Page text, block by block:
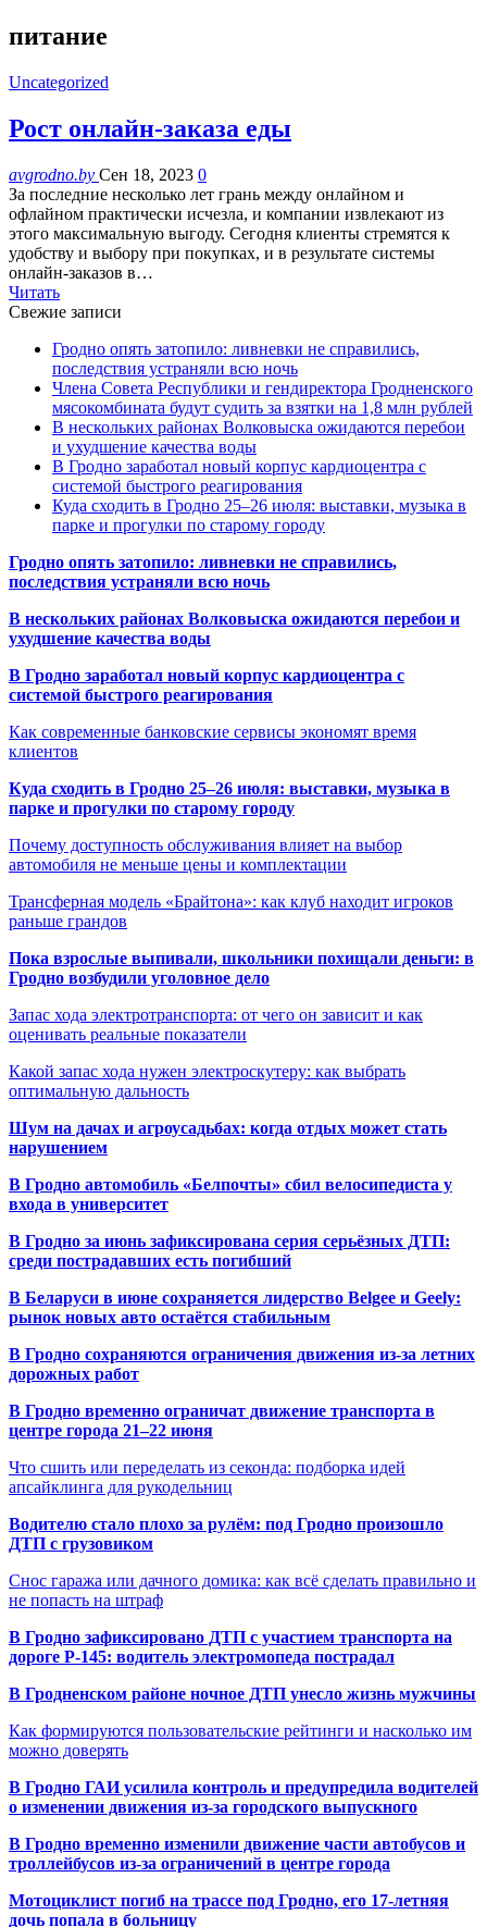
питание
Uncategorized
Рост онлайн-заказа еды
avgrodno.by Сен 18, 2023 0
За последние несколько лет грань между онлайном и
офлайном практически исчезла, и компании извлекают из
этого максимальную выгоду. Сегодня клиенты стремятся к
удобству и выбору при покупках, и в результате системы
онлайн-заказов в…
Читать
Свежие записи
Гродно опять затопило: ливневки не справились,
последствия устраняли всю ночь
Члена Совета Республики и гендиректора Гродненского
мясокомбината будут судить за взятки на 1,8 млн рублей
В нескольких районах Волковыска ожидаются перебои
и ухудшение качества воды
В Гродно заработал новый корпус кардиоцентра с
системой быстрого реагирования
Куда сходить в Гродно 25–26 июля: выставки, музыка в
парке и прогулки по старому городу
Гродно опять затопило: ливневки не справились,
последствия устраняли всю ночь
В нескольких районах Волковыска ожидаются перебои и
ухудшение качества воды
В Гродно заработал новый корпус кардиоцентра с
системой быстрого реагирования
Как современные банковские сервисы экономят время
клиентов
Куда сходить в Гродно 25–26 июля: выставки, музыка в
парке и прогулки по старому городу
Почему доступность обслуживания влияет на выбор
автомобиля не меньше цены и комплектации
Трансферная модель «Брайтона»: как клуб находит игроков
раньше грандов
Пока взрослые выпивали, школьники похищали деньги: в
Гродно возбудили уголовное дело
Запас хода электротранспорта: от чего он зависит и как
оценивать реальные показатели
Какой запас хода нужен электроскутеру: как выбрать
оптимальную дальность
Шум на дачах и агроусадьбах: когда отдых может стать
нарушением
В Гродно автомобиль «Белпочты» сбил велосипедиста у
входа в университет
В Гродно за июнь зафиксирована серия серьёзных ДТП:
среди пострадавших есть погибший
В Беларуси в июне сохраняется лидерство Belgee и Geely:
рынок новых авто остаётся стабильным
В Гродно сохраняются ограничения движения из-за летних
дорожных работ
В Гродно временно ограничат движение транспорта в
центре города 21–22 июня
Что сшить или переделать из секонда: подборка идей
апсайклинга для рукодельниц
Водителю стало плохо за рулём: под Гродно произошло
ДТП с грузовиком
Снос гаража или дачного домика: как всё сделать правильно и
не попасть на штраф
В Гродно зафиксировано ДТП с участием транспорта на
дороге Р-145: водитель электромопеда пострадал
В Гродненском районе ночное ДТП унесло жизнь мужчины
Как формируются пользовательские рейтинги и насколько им
можно доверять
В Гродно ГАИ усилила контроль и предупредила водителей
о изменении движения из-за городского выпускного
В Гродно временно изменили движение части автобусов и
троллейбусов из-за ограничений в центре города
Мотоциклист погиб на трассе под Гродно, его 17-летняя
дочь попала в больницу